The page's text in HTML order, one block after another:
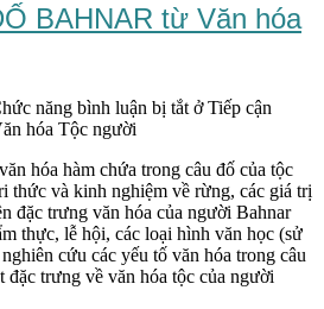
BAHNAR từ Văn hóa
năng bình luận bị tắt ở Tiếp cận
hóa Tộc người
hóa hàm chứa trong câu đố của tộc
thức và kinh nghiệm về rừng, các giá trị
đặc trưng văn hóa của người Bahnar
thực, lễ hội, các loại hình văn học (sử
cứu các yếu tố văn hóa trong câu
đặc trưng về văn hóa tộc của người